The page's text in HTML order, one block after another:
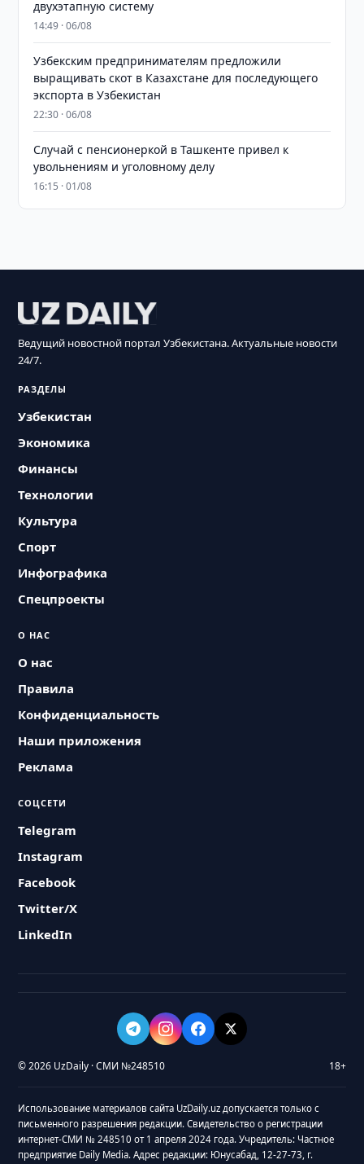
двухэтапную систему
14:49 · 06/08
Узбекским предпринимателям предложили
выращивать скот в Казахстане для последующего
экспорта в Узбекистан
22:30 · 06/08
Случай с пенсионеркой в Ташкенте привел к
увольнениям и уголовному делу
16:15 · 01/08
Ведущий новостной портал Узбекистана. Актуальные новости
24/7.
РАЗДЕЛЫ
Узбекистан
Экономика
Финансы
Технологии
Культура
Спорт
Инфографика
Спецпроекты
О НАС
О нас
Правила
Конфиденциальность
Наши приложения
Реклама
СОЦСЕТИ
Telegram
Instagram
Facebook
Twitter/X
LinkedIn
© 2026 UzDaily · СМИ №248510 18+
Использование материалов сайта UzDaily.uz допускается только с
письменного разрешения редакции. Свидетельство о регистрации
интернет-СМИ № 248510 от 1 апреля 2024 года. Учредитель: Частное
предприятие Daily Media. Адрес редакции: Юнусабад, 12-27-73, г.